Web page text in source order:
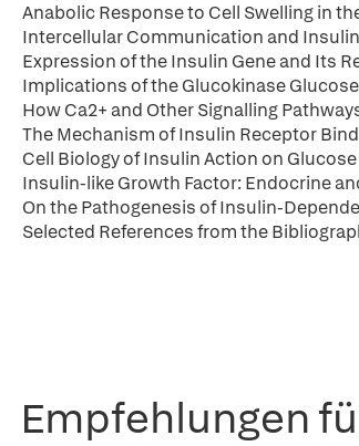
Anabolic Response to Cell Swelling in
Intercellular Communication and
Expression of the Insulin Gene and Its
Implications of the Glucokinase
How Ca2+ and Other Signalling
The Mechanism of Insulin Receptor
Cell Biology of Insulin Action on
Insulin-like Growth Factor: Endocrine
On the Pathogenesis of Insulin-
Selected References from the
Empfehlungen